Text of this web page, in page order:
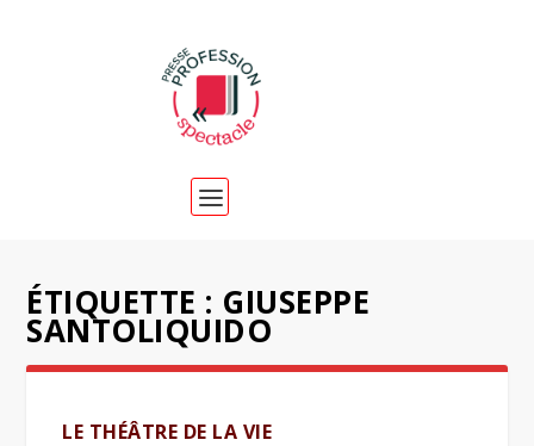
ÉTIQUETTE : GIUSEPPE
SANTOLIQUIDO
LE THÉÂTRE DE LA VIE